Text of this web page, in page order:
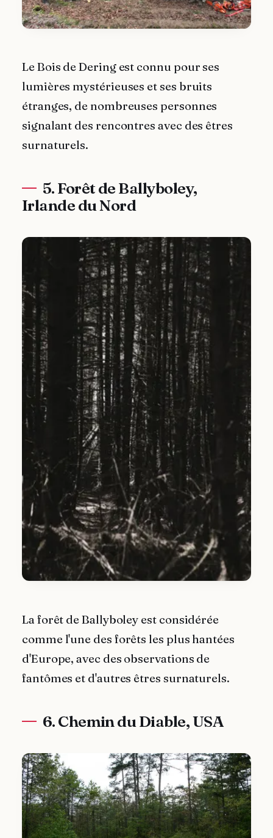
Le Bois de Dering est connu pour ses
lumières mystérieuses et ses bruits
étranges, de nombreuses personnes
signalant des rencontres avec des êtres
surnaturels.
5. Forêt de Ballyboley,
Irlande du Nord
La forêt de Ballyboley est considérée
comme l'une des forêts les plus hantées
d'Europe, avec des observations de
fantômes et d'autres êtres surnaturels.
6. Chemin du Diable, USA